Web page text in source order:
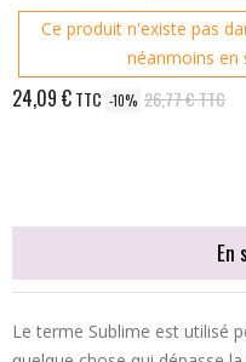
Ce produit n'existe pas
néanmoins en
24,09 €TTC -10% 26,77 €TTC
En
Le terme Sublime est utilisé